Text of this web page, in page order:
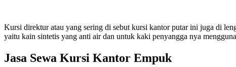
Kursi direktur atau yang sering di sebut kursi kantor putar ini juga di
yaitu kain sintetis yang anti air dan untuk kaki penyangga nya
Jasa Sewa Kursi Kantor Empuk